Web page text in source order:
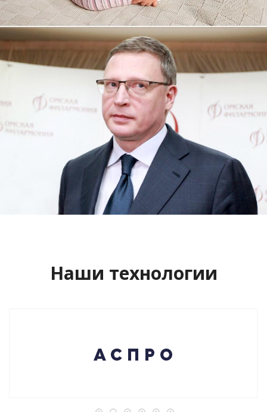
Сайт кандидата в губернаторы
Буркова Александра Леонидовича
Смотреть проект
Наши технологии